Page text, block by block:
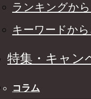
ランキングか
キーワードか
特集・キャン
コラム